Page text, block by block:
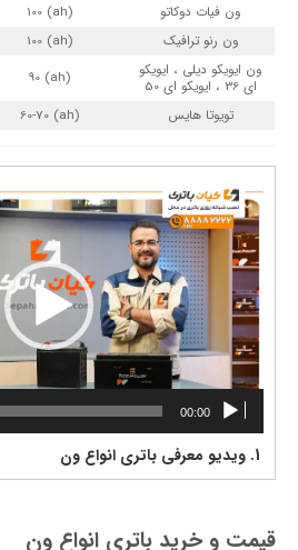
ون فیات دوکاتو
(ah) 100
ون رنو ترافیک
(ah) 100
ون ایویکو دیلی ، ایویکو
ای 36 ، ایویکو ای 50
(ah) 90
تویوتا هایس
(ah) 60-70
ن
م
ش
گ
و
00:00
1. ویدیو معرفی باتری انواع ون
قیمت و خرید باتری انواع ون